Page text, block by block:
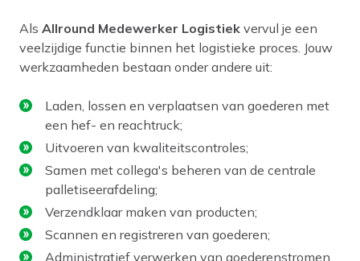
Als Allround Medewerker Logistiek vervul je een
veelzijdige functie binnen het logistieke proces. Jouw
werkzaamheden bestaan onder andere uit:
Laden, lossen en verplaatsen van goederen met
een hef- en reachtruck;
Uitvoeren van kwaliteitscontroles;
Samen met collega's beheren van de centrale
palletiseerafdeling;
Verzendklaar maken van producten;
Scannen en registreren van goederen;
Administratief verwerken van goederenstromen